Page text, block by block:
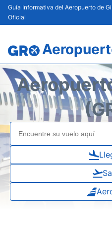
Guía Informativa del Aeropuerto de
Oficial
Vuelos +
Terminal
Parking
Transporte
Alquiler de Coches
Guía del Pasajero +